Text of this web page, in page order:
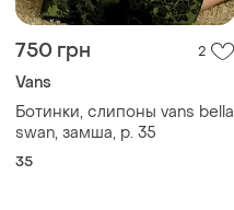
750 грн 2
Vans
Ботинки, слипоны vans bella
swan, замша, р. 35
35